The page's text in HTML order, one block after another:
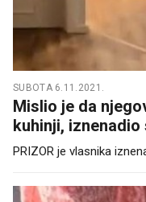
SUBOTA 6.11.2021.
Mislio je da
kuhinji,
PRIZOR je vlasnika